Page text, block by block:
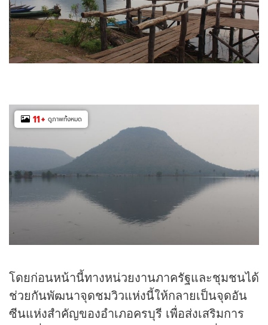
11+ ดูภาพทั้งหมด
โดยก่อนหน้านี้ทางหน่วยงานภาครัฐและชุมชนได้
ช่วยกันพัฒนาจุดชมวิวแห่งนี้ให้กลายเป็นจุดอัน
ซีนแห่งสำคัญของอำเภอครบุรี เพื่อส่งเสริมการ